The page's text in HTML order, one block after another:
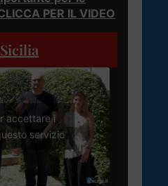
PER IL VIDEO
accettare i
servizio